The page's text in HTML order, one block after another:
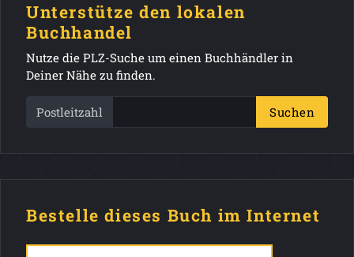
Unterstütze den lokalen
Buchhandel
Nutze die PLZ-Suche um einen Buchhändler in
Deiner Nähe zu finden.
Postleitzahl Suchen
Bestelle dieses Buch im Internet